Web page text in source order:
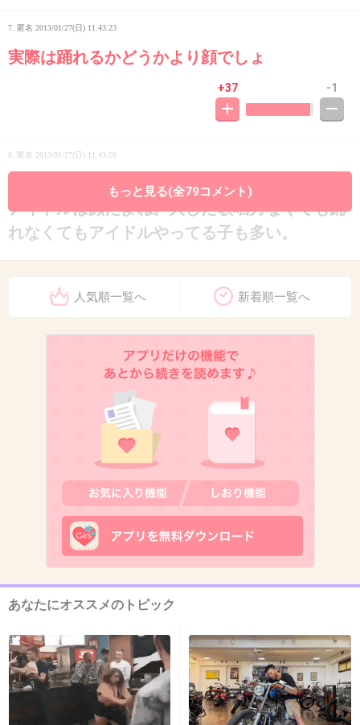
7. 匿名 2013/01/27(日) 11:43:23
実際は踊れるかどうかより顔でしょ
+37 -1
8. 匿名 2013/01/27(日) 11:43:59
アイドルは顔だよね。大した歌唱力なくても踊
れなくてもアイドルやってる子も多い。
+29 -1
全員笑顔が不自然ｗｗ
+14
2013/01/27(日) 11:44:47
アイドルなんて飽和状態なのにね
+15
11. 匿名2013/01/27(日) 11:44:49
そりゃーそうだろ。
芸能界などはねたみ、そねみでできている。
+14 -0
もっと見る(全79コメント)
人気順一覧へ 新着順一覧へ
あなたにオススメのトピック